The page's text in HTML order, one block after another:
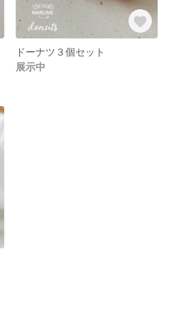
ドーナツ３個セット
展示中